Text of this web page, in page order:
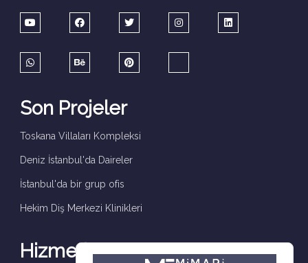
Son Projeler
Toskana Villaları Kompleksi
Deniz İstanbul'da Daireler
İstanbul'da bir grup ofis
Hekim Diş Merkezi Klinikleri
Hizmetler